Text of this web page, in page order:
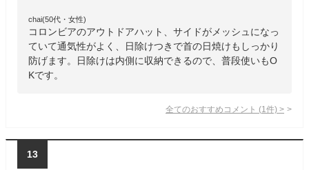
chai(50代・女性)
コロンビアのアウトドアハット、サイドがメッシュになっ
ていて通気性がよく、日除けつきで首の日焼けもしっかり
防げます。日除けは内側に収納できるので、普段使いもO
Kです。
全てのおすすめコメント (1 件) >
13